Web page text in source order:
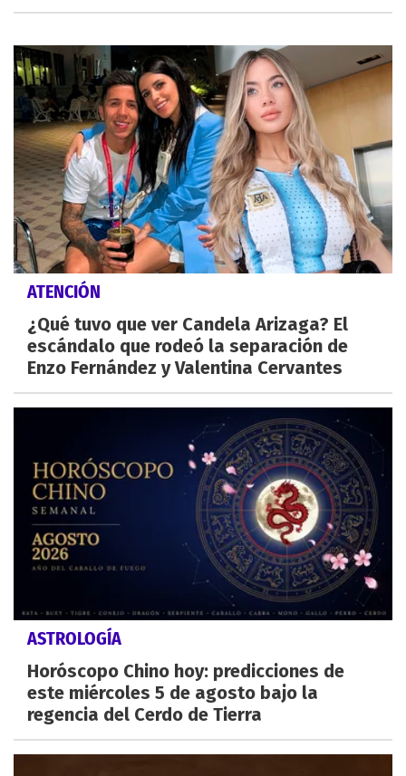
ATENCIÓN
¿Qué tuvo que ver Candela Arizaga? El
escándalo que rodeó la separación de
Enzo Fernández y Valentina Cervantes
ASTROLOGÍA
Horóscopo Chino hoy: predicciones de
este miércoles 5 de agosto bajo la
regencia del Cerdo de Tierra